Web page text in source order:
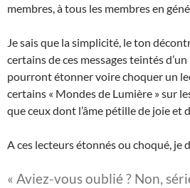
membres, à tous les membres en
Je sais que la simplicité, le ton
certains de ces messages teintés
pourront étonner voire choquer un
certains « Mondes de Lumière » sur
que ceux dont l’âme pétille de joie et
A ces lecteurs étonnés ou choqué, je
« Aviez-vous oublié ? Non,